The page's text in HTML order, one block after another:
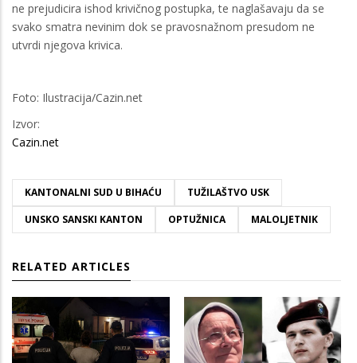
ne prejudicira ishod krivičnog postupka, te naglašavaju da se
svako smatra nevinim dok se pravosnažnom presudom ne
utvrdi njegova krivica.
Foto: Ilustracija/Cazin.net
Izvor:
Cazin.net
KANTONALNI SUD U BIHAĆU
TUŽILAŠTVO USK
UNSKO SANSKI KANTON
OPTUŽNICA MALOLJETNIK
RELATED ARTICLES